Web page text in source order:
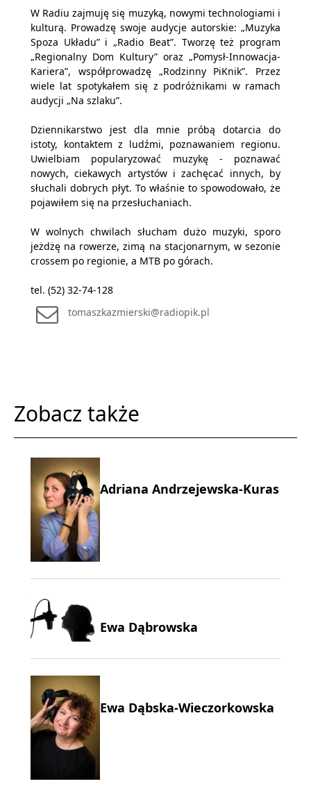
W Radiu zajmuję się muzyką, nowymi technologiami i
kulturą. Prowadzę swoje audycje autorskie: „Muzyka
Spoza Układu” i „Radio Beat”. Tworzę też program
„Regionalny Dom Kultury” oraz „Pomysł-Innowacja-
Kariera”, współprowadzę „Rodzinny PiKnik”. Przez
wiele lat spotykałem się z podróżnikami w ramach
audycji „Na szlaku”.
Dziennikarstwo jest dla mnie próbą dotarcia do
istoty, kontaktem z ludźmi, poznawaniem regionu.
Uwielbiam popularyzować muzykę - poznawać
nowych, ciekawych artystów i zachęcać innych, by
słuchali dobrych płyt. To właśnie to spowodowało, że
pojawiłem się na przesłuchaniach.
W wolnych chwilach słucham dużo muzyki, sporo
jeżdżę na rowerze, zimą na stacjonarnym, w sezonie
crossem po regionie, a MTB po górach.
tel. (52) 32-74-128
tomaszkazmierski@radiopik.pl
Zobacz także
Adriana Andrzejewska-Kuras
Ewa Dąbrowska
Ewa Dąbska-Wieczorkowska